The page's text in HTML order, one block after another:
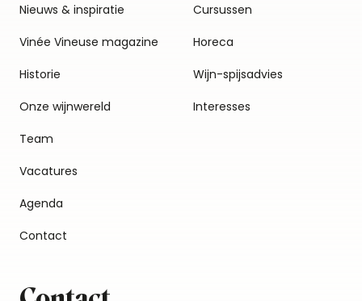
Nieuws & inspiratie
Vinée Vineuse magazine
Historie
Onze wijnwereld
Team
Vacatures
Agenda
Contact
Cursussen
Horeca
Wijn-spijsadvies
Interesses